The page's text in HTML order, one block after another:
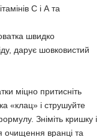
С і А та
швидко
дарує шовковистий
міцно притисніть
«клац» і струшуйте
Зніміть кришку і
очищення вранці та